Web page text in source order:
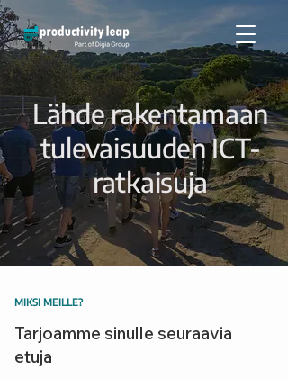
Lähde rakentamaan
tulevaisuuden ICT-
ratkaisuja
MIKSI MEILLE?
Tarjoamme sinulle seuraavia
etuja